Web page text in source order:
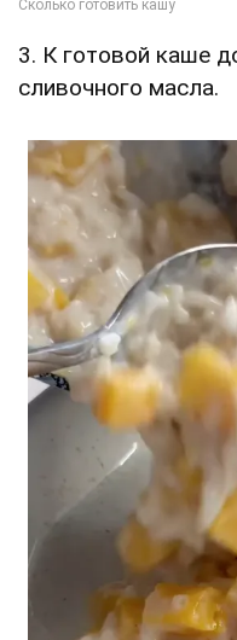
3. К готовой каше
сливочного масла.